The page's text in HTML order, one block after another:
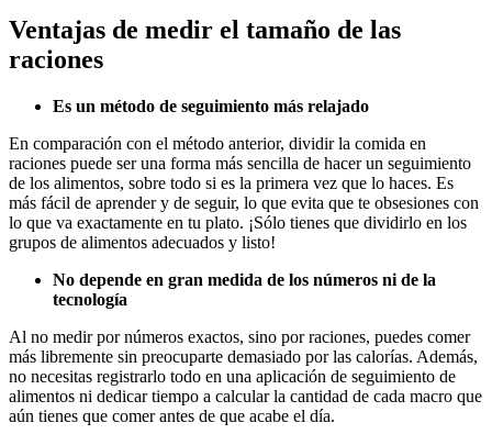
Ventajas de medir el tamaño de las
raciones
Es un método de seguimiento más relajado
En comparación con el método anterior, dividir la comida en
raciones puede ser una forma más sencilla de hacer un seguimiento
de los alimentos, sobre todo si es la primera vez que lo haces. Es
más fácil de aprender y de seguir, lo que evita que te obsesiones con
lo que va exactamente en tu plato. ¡Sólo tienes que dividirlo en los
grupos de alimentos adecuados y listo!
No depende en gran medida de los números ni de la
tecnología
Al no medir por números exactos, sino por raciones, puedes comer
más libremente sin preocuparte demasiado por las calorías. Además,
no necesitas registrarlo todo en una aplicación de seguimiento de
alimentos ni dedicar tiempo a calcular la cantidad de cada macro que
aún tienes que comer antes de que acabe el día.